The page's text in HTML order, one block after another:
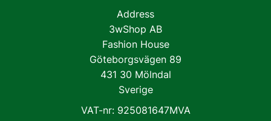
Address
3wShop AB
Fashion House
Göteborgsvägen 89
431 30 Mölndal
Sverige
VAT-nr: 925081647MVA